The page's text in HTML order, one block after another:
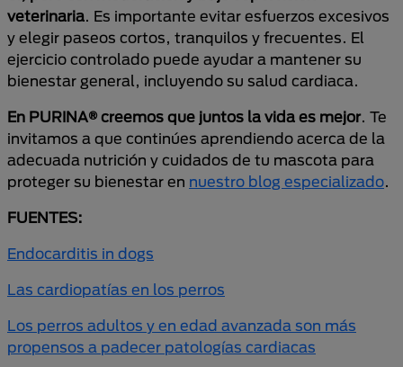
veterinaria. Es importante evitar esfuerzos excesivos
y elegir paseos cortos, tranquilos y frecuentes. El
ejercicio controlado puede ayudar a mantener su
bienestar general, incluyendo su salud cardiaca.
En PURINA® creemos que juntos la vida es mejor. Te
invitamos a que continúes aprendiendo acerca de la
adecuada nutrición y cuidados de tu mascota para
proteger su bienestar en nuestro blog especializado.
FUENTES:
Endocarditis in dogs
Las cardiopatías en los perros
Los perros adultos y en edad avanzada son más
propensos a padecer patologías cardiacas